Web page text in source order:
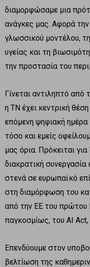
διαμορφώσαμε μια
ανάγκες μας. Αφορά
γλωσσικού μοντέλου,
υγείας και τη
την προστασία του
Γίνεται αντιληπτό από
η ΤΝ έχει κεντρική
επόμενη ψηφιακή
τόσο και εμείς
μας όρια. Πρόκειται
διακρατική
στενά σε ευρωπαϊκό
στη διαμόρφωση του
από την ΕΕ του πρώτου
παγκοσμίως, του AI Act,
Επενδύουμε στον
βελτίωση της